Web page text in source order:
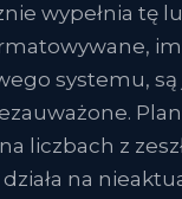
wypełnia tę
systemu,
liczbach z
na